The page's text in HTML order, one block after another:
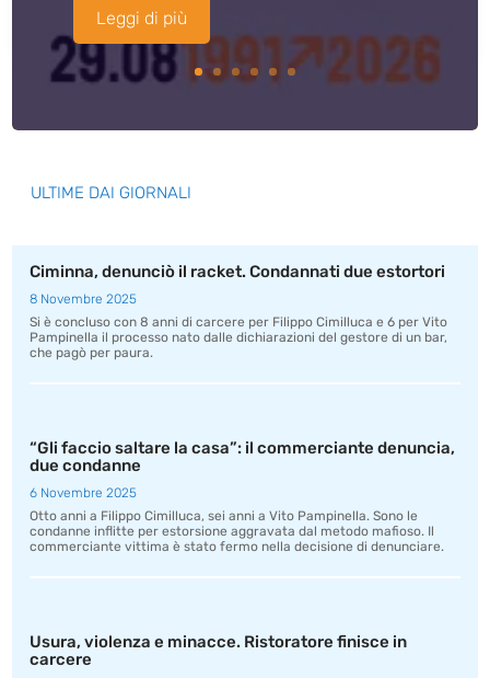
Leggi di più
ULTIME DAI GIORNALI
Ciminna, denunciò il racket. Condannati due estortori
8 Novembre 2025
Si è concluso con 8 anni di carcere per Filippo Cimilluca e 6 per Vito
Pampinella il processo nato dalle dichiarazioni del gestore di un bar,
che pagò per paura.
“Gli faccio saltare la casa”: il commerciante denuncia,
due condanne
6 Novembre 2025
Otto anni a Filippo Cimilluca, sei anni a Vito Pampinella. Sono le
condanne inflitte per estorsione aggravata dal metodo mafioso. Il
commerciante vittima è stato fermo nella decisione di denunciare.
Usura, violenza e minacce. Ristoratore finisce in
carcere